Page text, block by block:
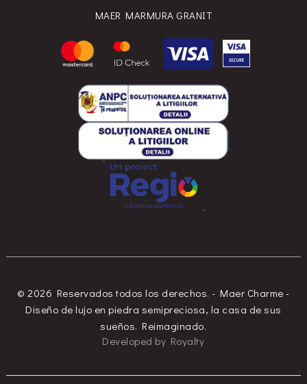
MAER MARMURA GRANIT
© 2026 Reservados todos los derechos. - Maer Charme -
Diseño de lujo en piedra semipreciosa, la casa de sus
sueños. Reimaginado.
Developed by Royalty